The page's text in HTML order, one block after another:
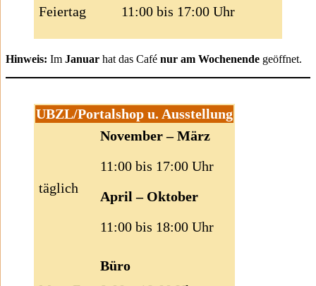
Feiertag 11:00 bis 17:00 Uhr
Hinweis: Im Januar hat das Café nur am Wochenende geöffnet.
UBZL/Portalshop u. Ausstellung
täglich
November – März
11:00 bis 17:00 Uhr
April – Oktober
11:00 bis 18:00 Uhr
Büro